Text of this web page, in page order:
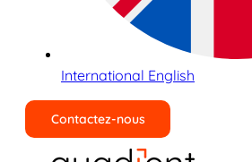
International English
Contactez-nous